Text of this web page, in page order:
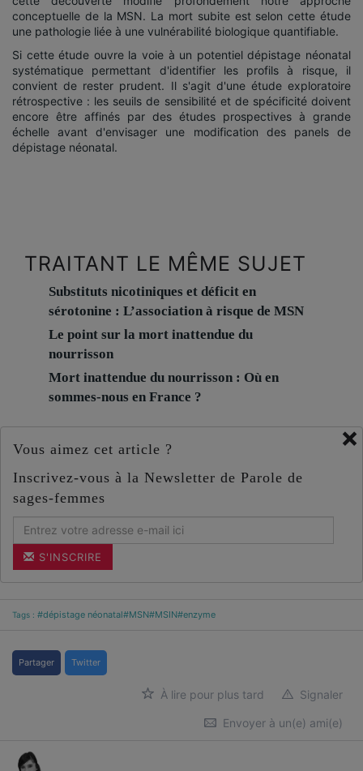
conceptuelle de la MSN. La mort subite est selon cette étude
une pathologie liée à une vulnérabilité biologique quantifiable.
Si cette étude ouvre la voie à un potentiel dépistage néonatal
systématique permettant d'identifier les profils à risque, il
convient de rester prudent. Il s'agit d'une étude exploratoire
rétrospective : les seuils de sensibilité et de spécificité doivent
encore être affinés par des études prospectives à grande
échelle avant d'envisager une modification des panels de
dépistage néonatal.
TRAITANT LE MÊME SUJET
Substituts nicotiniques et déficit en
sérotonine : L’association à risque de MSN
Le point sur la mort inattendue du
nourrisson
Mort inattendue du nourrisson : Où en
sommes-nous en France ?
×
Vous aimez cet article ?
Inscrivez-vous à la Newsletter de Parole de
sages-femmes
S'INSCRIRE
Tags : #dépistage néonatal#MSN#MSIN#enzyme
Partager Twitter
Signaler
À lire pour plus tard
Envoyer à un(e) ami(e)